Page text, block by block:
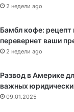
2 недели ago
Бамбл кофе: рецепт
перевернет ваши
2 недели ago
Развод в Америке
важных
09.01.2025